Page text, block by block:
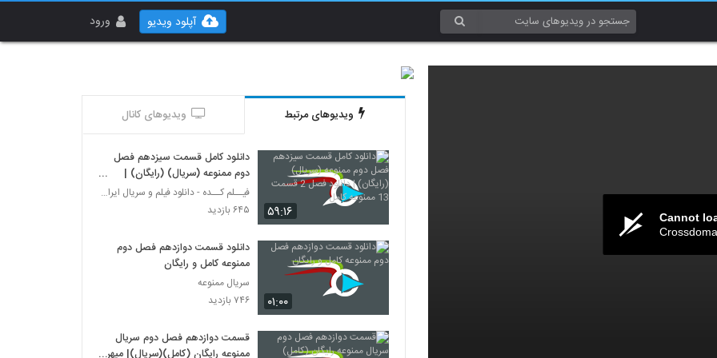
ورود آپلود ویدیو
Cannot
ویدیوهای مرتبط ویدیوهای کانال
۵۹:۱۶
دانلود کامل قسمت سیزدهم فصل
دوم ممنوعه (سریال) (رایگان) |
دانلود فصل 2 قسمت 13 ممنوعه
کامل
فیــلم کــده - دانلود فیلم و سریال ایرانی (رایگان)
۶۴۵ بازدید
۰۱:۰۰
دانلود قسمت دوازدهم فصل دوم
ممنوعه کامل و رایگان
سریال ممنوعه
۷۴۶ بازدید
قسمت دوازدهم فصل دوم سريال
ممنوعه رايگان (کامل)(سريال)| میهن